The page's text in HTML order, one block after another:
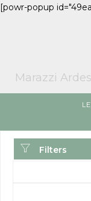
[powr-popup
Marazzi
Filters